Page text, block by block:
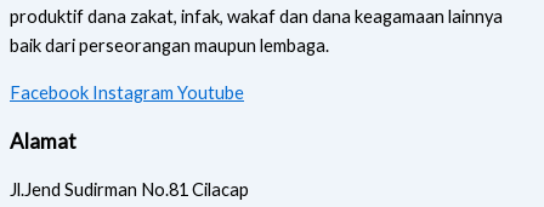
produktif dana zakat, infak, wakaf dan dana keagamaan lainnya
baik dari perseorangan maupun lembaga.
Facebook Instagram Youtube
Alamat
Jl.Jend Sudirman No.81 Cilacap